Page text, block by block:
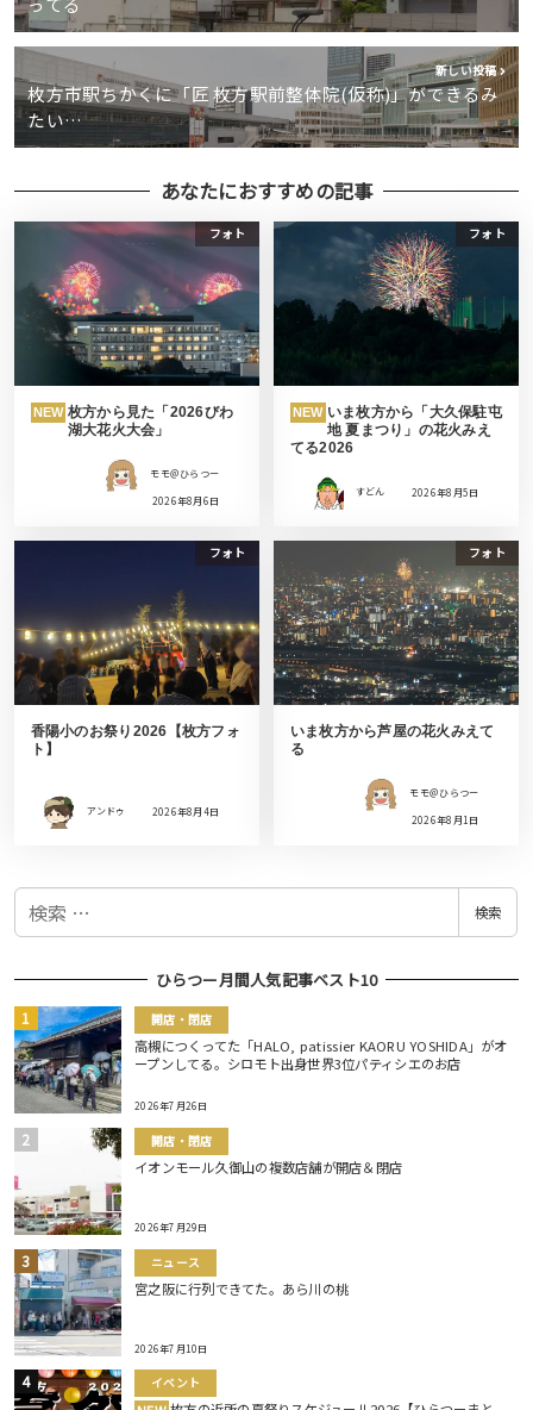
新しい投稿
枚方市駅ちかくに「匠 枚方駅前整体院(仮称)」ができるみ
たい…
あなたにおすすめの記事
フォト
NEW 枚方から見た「2026びわ
湖大花火大会」
モモ＠ひらつー
2026年8月6日
フォト
NEW いま枚方から「大久保駐屯
地 夏まつり」の花火みえ
てる2026
すどん 2026年8月5日
フォト
香陽小のお祭り2026【枚方フォ
ト】
アンドゥ 2026年8月4日
フォト
いま枚方から芦屋の花火みえて
る
モモ＠ひらつー
2026年8月1日
検
検索
ひらつー月間人気記事ベスト10
開店・閉店
高槻につくってた「HALO, patissier KAORU YOSHIDA」がオ
ープンしてる。シロモト出身世界3位パティシエのお店
2026年7月26日
開店・閉店
イオンモール久御山の複数店舗が開店＆閉店
2026年7月29日
ニュース
宮之阪に行列できてた。あら川の桃
2026年7月10日
イベント